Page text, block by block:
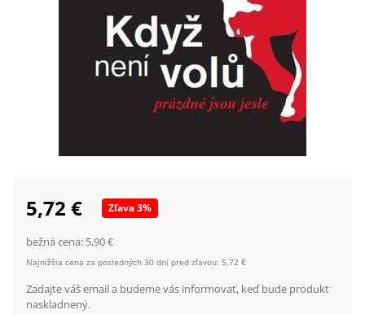
5,72 € Zľava3%
bežná cena: 5,90 €
Najnižšia cena za posledných 30 dní pred zľavou: 5,72 €
Zadajte váš email a budeme vás informovať, keď bude produkt
naskladnený.